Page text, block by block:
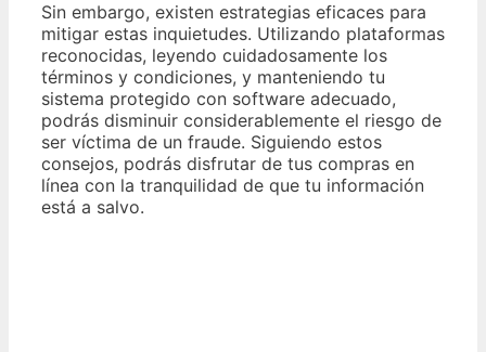
Sin embargo, existen estrategias eficaces para
mitigar estas inquietudes. Utilizando plataformas
reconocidas, leyendo cuidadosamente los
términos y condiciones, y manteniendo tu
sistema protegido con software adecuado,
podrás disminuir considerablemente el riesgo de
ser víctima de un fraude. Siguiendo estos
consejos, podrás disfrutar de tus compras en
línea con la tranquilidad de que tu información
está a salvo.